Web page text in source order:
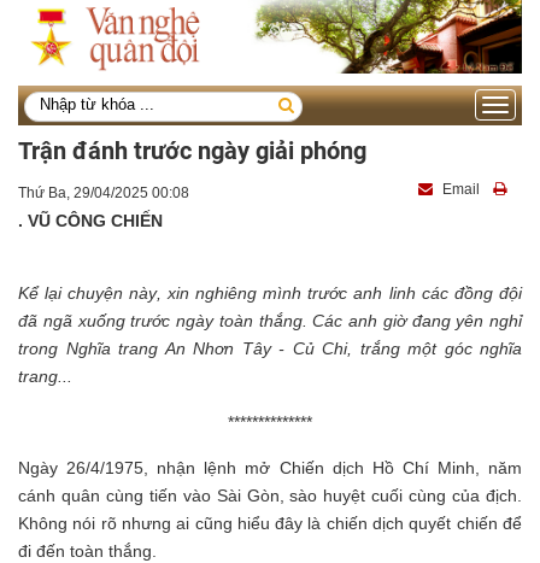
Toggle
Trận đánh trước ngày giải phóng
Thứ Ba, 29/04/2025 00:08 Email
. VŨ CÔNG CHIẾN
Kể lại chuyện này, xin nghiêng mình trước anh linh các đồng đội
đã ngã xuống trước ngày toàn thắng. Các anh giờ đang yên nghỉ
trong Nghĩa trang An Nhơn Tây - Củ Chi, trắng một góc nghĩa
trang...
**************
Ngày 26/4/1975, nhận lệnh mở Chiến dịch Hồ Chí Minh, năm
cánh quân cùng tiến vào Sài Gòn, sào huyệt cuối cùng của địch.
Không nói rõ nhưng ai cũng hiểu đây là chiến dịch quyết chiến để
đi đến toàn thắng.